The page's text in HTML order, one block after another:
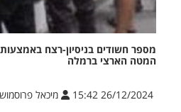
מספר חשודים בניסיון-רצח
המטה הארצי ברמלה
26/12/2024 15:42 מיכאל